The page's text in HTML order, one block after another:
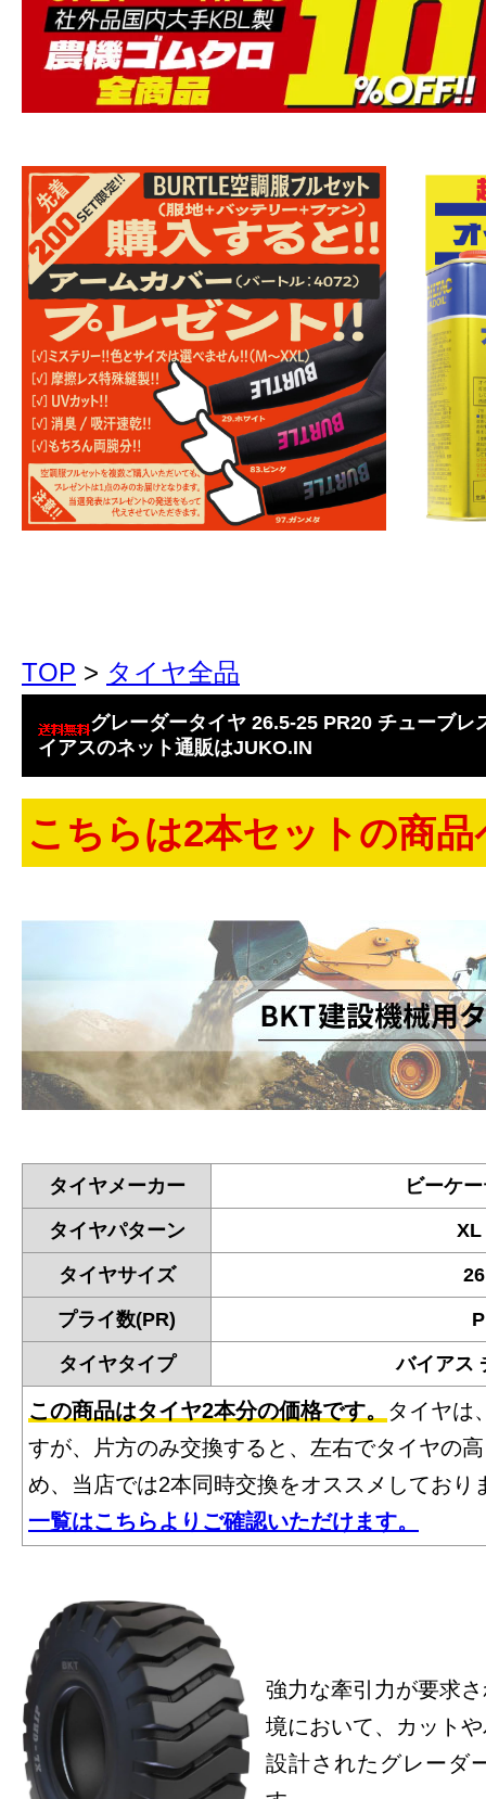
TOP > タイヤ全品
グレーダータイヤ 26.5-25 PR20 チューブ
イアスのネット通販はJUKO.IN
こちらは2本セットの商
タイヤメーカー ビーケ
タイヤパターン XL
タイヤサイズ
プライ数(PR)
タイヤタイプ バイアス
この商品はタイヤ2本分の価格です。 タイヤは
すが、片方のみ交換すると、左右でタイヤの
め、当店では2本同時交換をオススメしており
一覧はこちらよりご確認いただけます。
強力な牽引力が要求
境において、カット
設計されたグレーダ